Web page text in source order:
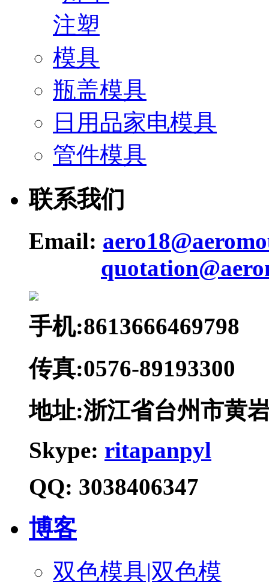
瓶盖模具
日用品家电模具
管件模具
联系我们
Email:
手机:8613666469798
传真:0576-89193300
地址:浙江省台州市黄
Skype: ritapanpyl
QQ: 3038406347
博客
双色模具|双色模